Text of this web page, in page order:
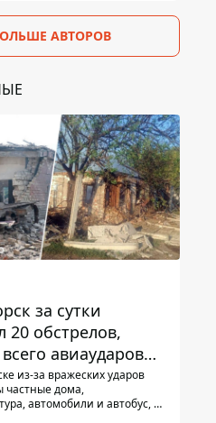
АВТОРОВ
за сутки
20 обстрелов,
авиаударов
из-за вражеских ударов
частные дома,
автомобили и автобус, а